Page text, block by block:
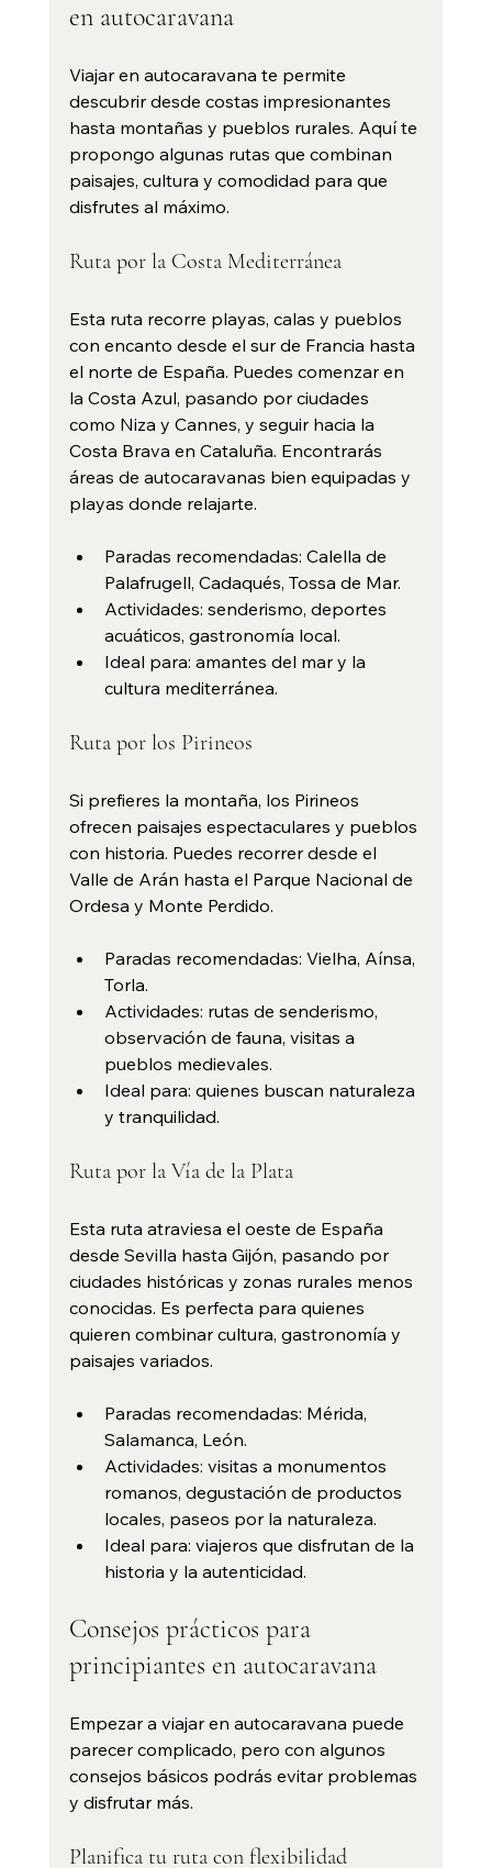
en autocaravana
Viajar en autocaravana te permite
descubrir desde costas impresionantes
hasta montañas y pueblos rurales. Aquí te
propongo algunas rutas que combinan
paisajes, cultura y comodidad para que
disfrutes al máximo.
Ruta por la Costa Mediterránea
Esta ruta recorre playas, calas y pueblos
con encanto desde el sur de Francia hasta
el norte de España. Puedes comenzar en
la Costa Azul, pasando por ciudades
como Niza y Cannes, y seguir hacia la
Costa Brava en Cataluña. Encontrarás
áreas de autocaravanas bien equipadas y
playas donde relajarte.
Paradas recomendadas: Calella de
Palafrugell, Cadaqués, Tossa de Mar.
Actividades: senderismo, deportes
acuáticos, gastronomía local.
Ideal para: amantes del mar y la
cultura mediterránea.
Ruta por los Pirineos
Si prefieres la montaña, los Pirineos
ofrecen paisajes espectaculares y pueblos
con historia. Puedes recorrer desde el
Valle de Arán hasta el Parque Nacional de
Ordesa y Monte Perdido.
Paradas recomendadas: Vielha, Aínsa,
Torla.
Actividades: rutas de senderismo,
observación de fauna, visitas a
pueblos medievales.
Ideal para: quienes buscan naturaleza
y tranquilidad.
Ruta por la Vía de la Plata
Esta ruta atraviesa el oeste de España
desde Sevilla hasta Gijón, pasando por
ciudades históricas y zonas rurales menos
conocidas. Es perfecta para quienes
quieren combinar cultura, gastronomía y
paisajes variados.
Paradas recomendadas: Mérida,
Salamanca, León.
Actividades: visitas a monumentos
romanos, degustación de productos
locales, paseos por la naturaleza.
Ideal para: viajeros que disfrutan de la
historia y la autenticidad.
Consejos prácticos para
principiantes en autocaravana
Empezar a viajar en autocaravana puede
parecer complicado, pero con algunos
consejos básicos podrás evitar problemas
y disfrutar más.
Planifica tu ruta con flexibilidad